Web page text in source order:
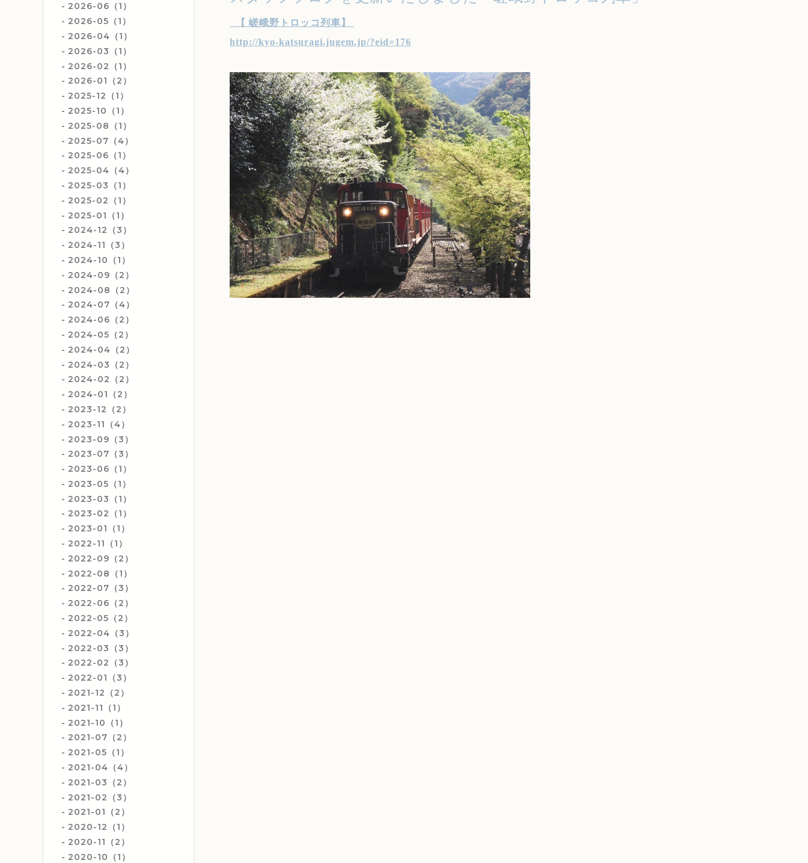
2026-06（1）
2026-05（1）
2026-04（1）
2026-03（1）
2026-02（1）
2026-01（2）
2025-12（1）
2025-10（1）
2025-08（1）
2025-07（4）
2025-06（1）
2025-04（4）
2025-03（1）
2025-02（1）
2025-01（1）
2024-12（3）
2024-11（3）
2024-10（1）
2024-09（2）
2024-08（2）
2024-07（4）
2024-06（2）
2024-05（2）
2024-04（2）
2024-03（2）
2024-02（2）
2024-01（2）
2023-12（2）
2023-11（4）
2023-09（3）
2023-07（3）
2023-06（1）
2023-05（1）
2023-03（1）
2023-02（1）
2023-01（1）
2022-11（1）
2022-09（2）
2022-08（1）
2022-07（3）
2022-06（2）
2022-05（2）
2022-04（3）
2022-03（3）
2022-02（3）
2022-01（3）
2021-12（2）
2021-11（1）
2021-10（1）
2021-07（2）
2021-05（1）
2021-04（4）
2021-03（2）
2021-02（3）
2021-01（2）
2020-12（1）
2020-11（2）
2020-10（1）
【 嵯峨野トロッコ列車】
http://kyo-katsuragi.jugem.jp/?eid=176